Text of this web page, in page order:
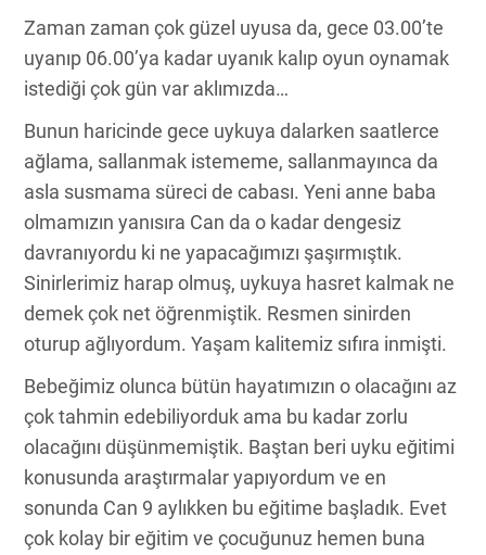
Zaman zaman çok güzel uyusa da, gece 03.00’te
uyanıp 06.00’ya kadar uyanık kalıp oyun oynamak
istediği çok gün var aklımızda…
Bunun haricinde gece uykuya dalarken saatlerce
ağlama, sallanmak istememe, sallanmayınca da
asla susmama süreci de cabası. Yeni anne baba
olmamızın yanısıra Can da o kadar dengesiz
davranıyordu ki ne yapacağımızı şaşırmıştık.
Sinirlerimiz harap olmuş, uykuya hasret kalmak ne
demek çok net öğrenmiştik. Resmen sinirden
oturup ağlıyordum. Yaşam kalitemiz sıfıra inmişti.
Bebeğimiz olunca bütün hayatımızın o olacağını az
çok tahmin edebiliyorduk ama bu kadar zorlu
olacağını düşünmemiştik. Baştan beri uyku eğitimi
konusunda araştırmalar yapıyordum ve en
sonunda Can 9 aylıkken bu eğitime başladık. Evet
çok kolay bir eğitim ve çocuğunuz hemen buna